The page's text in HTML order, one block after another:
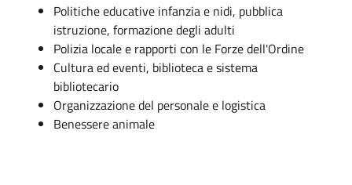
Politiche educative infanzia e nidi, pubblica
istruzione, formazione degli adulti
Polizia locale e rapporti con le Forze dell'Ordine
Cultura ed eventi, biblioteca e sistema
bibliotecario
Organizzazione del personale e logistica
Benessere animale